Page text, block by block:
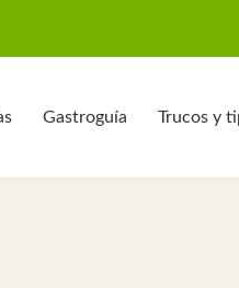
Gastroguía Trucos y